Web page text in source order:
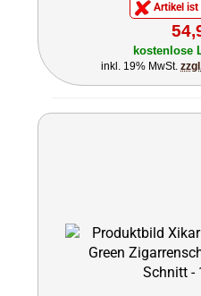
Artikel ist
kostenlose
inkl. 19% MwSt.